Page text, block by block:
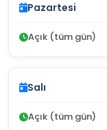
Pazartesi
Açık (tüm gün)
Salı
Açık (tüm gün)